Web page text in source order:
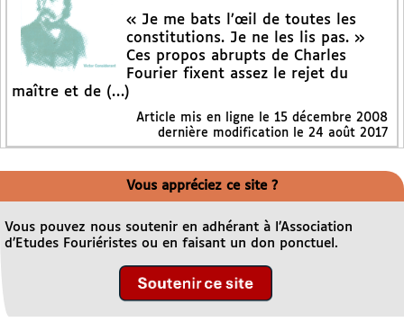
« Je me bats l’œil de toutes les
constitutions. Je ne les lis pas. »
Ces propos abrupts de Charles
Fourier fixent assez le rejet du
maître et de (…)
Article mis en ligne le 15 décembre 2008
dernière modification le 24 août 2017
Vous appréciez ce site ?
Vous pouvez nous soutenir en adhérant à l’Association
d’Etudes Fouriéristes ou en faisant un don ponctuel.